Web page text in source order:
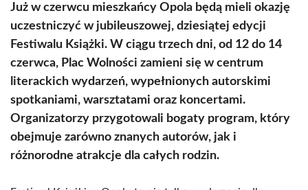
Już w czerwcu mieszkańcy Opola będą mieli okazję
uczestniczyć w jubileuszowej, dziesiątej edycji
Festiwalu Książki. W ciągu trzech dni, od 12 do 14
czerwca, Plac Wolności zamieni się w centrum
literackich wydarzeń, wypełnionych autorskimi
spotkaniami, warsztatami oraz koncertami.
Organizatorzy przygotowali bogaty program, który
obejmuje zarówno znanych autorów, jak i
różnorodne atrakcje dla całych rodzin.